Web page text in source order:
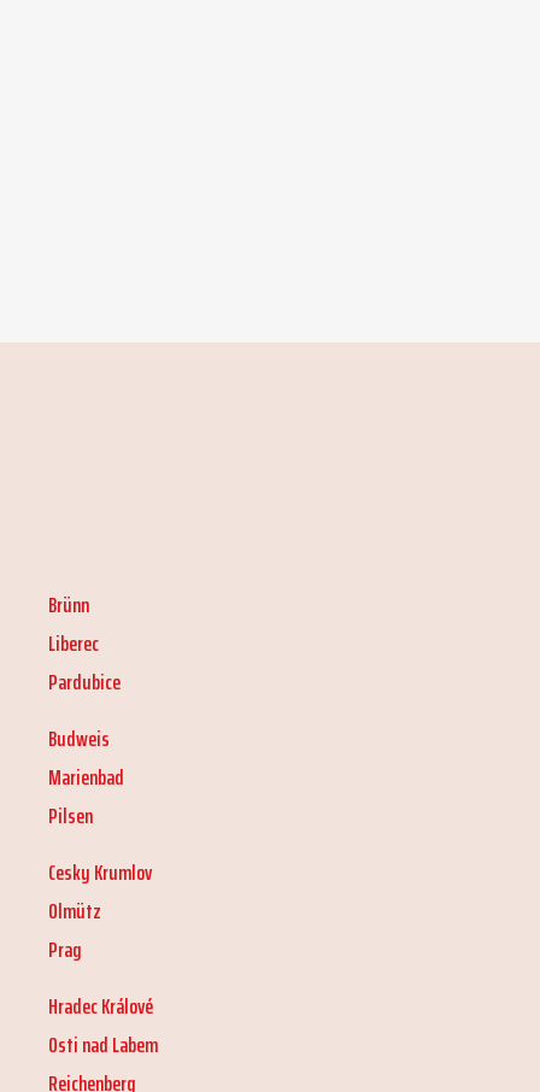
Brünn
Liberec
Pardubice
Budweis
Marienbad
Pilsen
Cesky Krumlov
Olmütz
Prag
Hradec Králové
Osti nad Labem
Reichenberg